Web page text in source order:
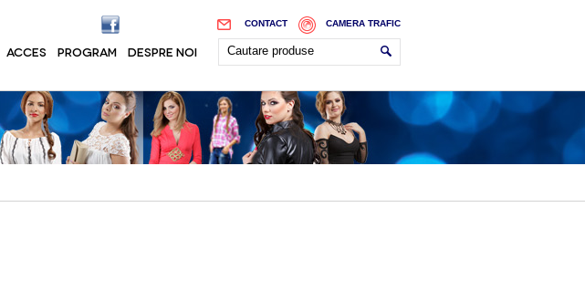
CAMERA TRAFIC
CONTACT
ACCES PROGRAM DESPRE NOI